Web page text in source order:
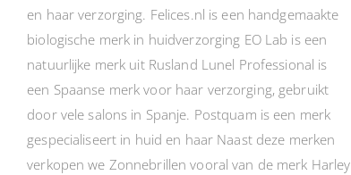
en haar verzorging. Felices.nl is een handgemaakte
biologische merk in huidverzorging EO Lab is een
natuurlijke merk uit Rusland Lunel Professional is
een Spaanse merk voor haar verzorging, gebruikt
door vele salons in Spanje. Postquam is een merk
gespecialiseert in huid en haar Naast deze merken
verkopen we Zonnebrillen vooral van de merk Harley